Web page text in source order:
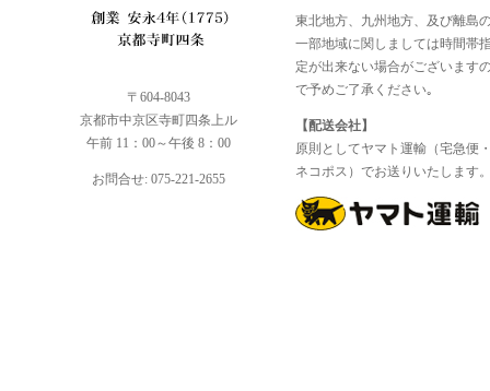
〒604-8043
京都市中京区寺町四条上ル
午前 11：00～午後 8：00
お問合せ: 075-221-2655
東北地方、九州地方、及び離島
一部地域に関しましては時間帯
定が出来ない場合がございます
で予めご了承ください｡
【配送会社】
原則としてヤマト運輸（宅急便
ネコポス）でお送りいたします